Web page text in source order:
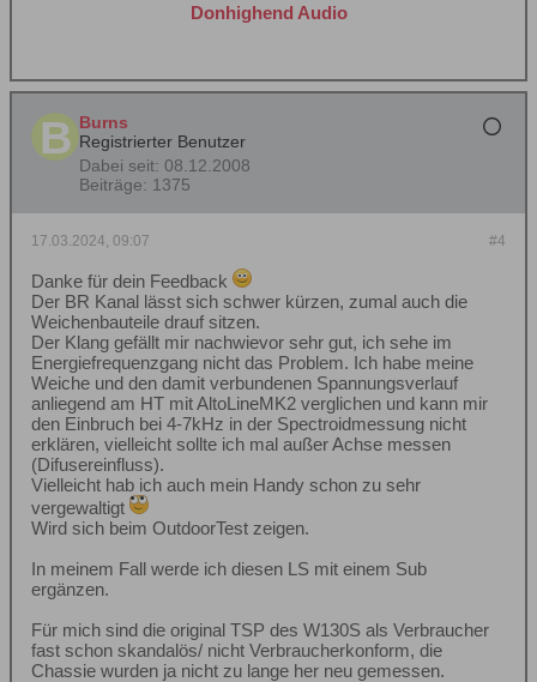
Donhighend Audio
Burns
Registrierter Benutzer
Dabei seit: 08.12.2008
Beiträge: 1375
#4
17.03.2024, 09:07
Danke für dein Feedback
Der BR Kanal lässt sich schwer kürzen, zumal auch die
Weichenbauteile drauf sitzen.
Der Klang gefällt mir nachwievor sehr gut, ich sehe im
Energiefrequenzgang nicht das Problem. Ich habe meine
Weiche und den damit verbundenen Spannungsverlauf
anliegend am HT mit AltoLineMK2 verglichen und kann mir
den Einbruch bei 4-7kHz in der Spectroidmessung nicht
erklären, vielleicht sollte ich mal außer Achse messen
(Difusereinfluss).
Vielleicht hab ich auch mein Handy schon zu sehr
vergewaltigt
Wird sich beim OutdoorTest zeigen.
In meinem Fall werde ich diesen LS mit einem Sub
ergänzen.
Für mich sind die original TSP des W130S als Verbraucher
fast schon skandalös/ nicht Verbraucherkonform, die
Chassie wurden ja nicht zu lange her neu gemessen.